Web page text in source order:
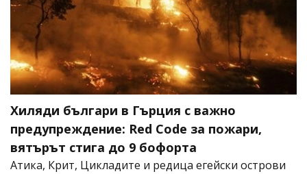
Хиляди българи в Гърция с важно
предупреждение: Red Code за пожари,
вятърът стига до 9 бофорта
Атика, Крит, Цикладите и редица егейски острови